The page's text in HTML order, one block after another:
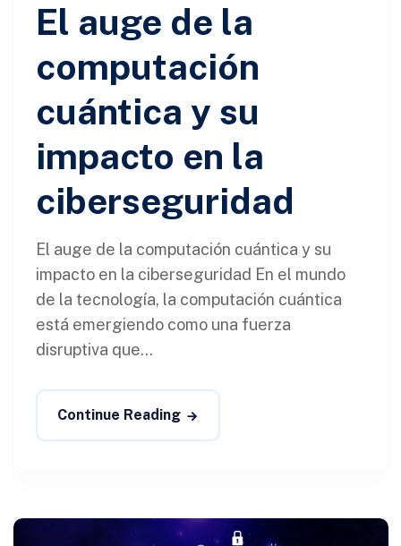
El auge de la
computación
cuántica y su
impacto en la
ciberseguridad
El auge de la computación cuántica y su
impacto en la ciberseguridad En el mundo
de la tecnología, la computación cuántica
está emergiendo como una fuerza
disruptiva que...
Continue Reading